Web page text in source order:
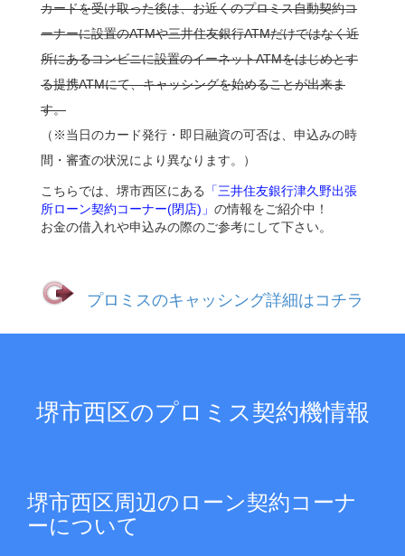
カードを受け取った後は、お近くのプロミス自動契約コ
ーナーに設置のATMや三井住友銀行ATMだけではなく近
所にあるコンビニに設置のイーネットATMをはじめとす
る提携ATMにて、キャッシングを始めることが出来ま
す。
（※当日のカード発行・即日融資の可否は、申込みの時
間・審査の状況により異なります。）
こちらでは、堺市西区にある
「三井住友銀行津久野出張
所ローン契約コーナー(閉店)」 の情報をご紹介中！
お金の借入れや申込みの際のご参考にして下さい。
プロミスのキャッシング詳細はコチラ
堺市西区のプロミス契約機情報
堺市西区周辺のローン契約コーナ
ーについて